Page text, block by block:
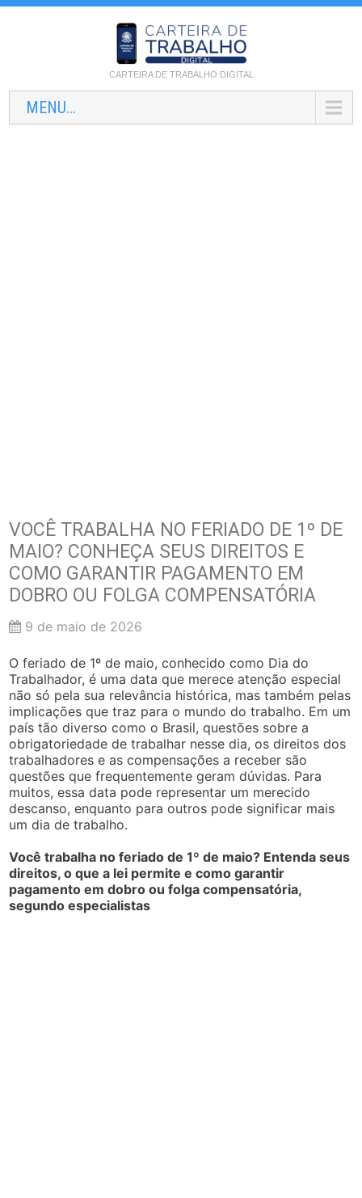
CARTEIRA DE TRABALHO DIGITAL
MENU...
VOCÊ TRABALHA NO FERIADO DE 1º DE
MAIO? CONHEÇA SEUS DIREITOS E
COMO GARANTIR PAGAMENTO EM
DOBRO OU FOLGA COMPENSATÓRIA
9 de maio de 2026
O feriado de 1º de maio, conhecido como Dia do
Trabalhador, é uma data que merece atenção especial
não só pela sua relevância histórica, mas também pelas
implicações que traz para o mundo do trabalho. Em um
país tão diverso como o Brasil, questões sobre a
obrigatoriedade de trabalhar nesse dia, os direitos dos
trabalhadores e as compensações a receber são
questões que frequentemente geram dúvidas. Para
muitos, essa data pode representar um merecido
descanso, enquanto para outros pode significar mais
um dia de trabalho.
Você trabalha no feriado de 1º de maio? Entenda seus
direitos, o que a lei permite e como garantir
pagamento em dobro ou folga compensatória,
segundo especialistas